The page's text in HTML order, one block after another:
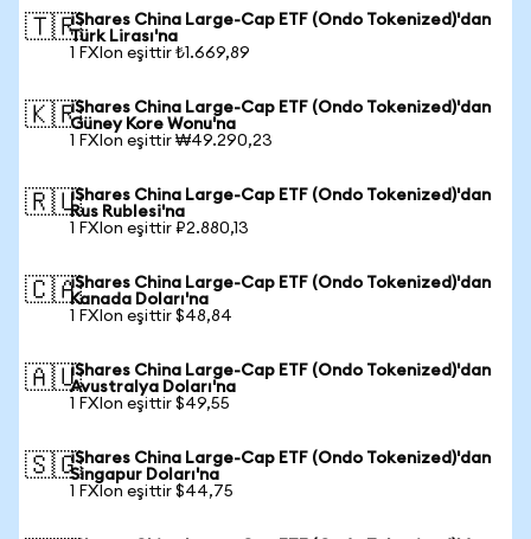
🇹🇷iShares China Large-Cap ETF (Ondo Tokenized)'dan
Türk Lirası'na
1 FXIon eşittir ₺1.669,89
🇰🇷iShares China Large-Cap ETF (Ondo Tokenized)'dan
Güney Kore Wonu'na
1 FXIon eşittir ₩49.290,23
🇷🇺iShares China Large-Cap ETF (Ondo Tokenized)'dan
Rus Rublesi'na
1 FXIon eşittir ₽2.880,13
🇨🇦iShares China Large-Cap ETF (Ondo Tokenized)'dan
Kanada Doları'na
1 FXIon eşittir $48,84
🇦🇺iShares China Large-Cap ETF (Ondo Tokenized)'dan
Avustralya Doları'na
1 FXIon eşittir $49,55
🇸🇬iShares China Large-Cap ETF (Ondo Tokenized)'dan
Singapur Doları'na
1 FXIon eşittir $44,75